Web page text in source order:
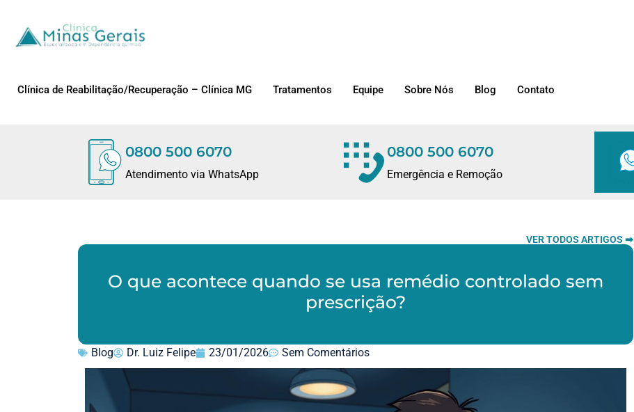
Clínica de Reabilitação/Recuperação – Clínica MG Tratamentos Equipe Sobre Nós Blog Contato
0800 500 6070
Atendimento via WhatsApp
0800 500 6070
Emergência e Remoção
VER TODOS ARTIGOS ➡
O que acontece quando se usa remédio controlado sem
prescrição?
Blog Dr. Luiz Felipe 23/01/2026 Sem Comentários